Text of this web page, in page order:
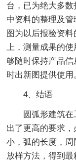
台，已为绝大多
中资料的整理及
图为以后报验资
上，测量成果的
够随时保持产品
时出新图提供使用
4、结语
圆弧形建筑在
出了更高的要求
小，弧的长度，
放样方法，得到